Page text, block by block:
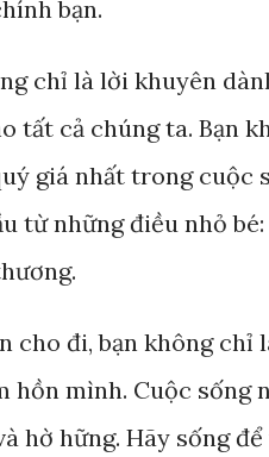
bạn.
chỉ là lời khuyên
tất cả chúng ta. Bạn
giá nhất trong cuộc
từ những điều nhỏ
cho đi, bạn không
hồn mình. Cuộc sống
hờ hững. Hãy sống